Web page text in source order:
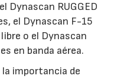
Dynascan RUGGED
el Dynascan F-15
o el Dynascan
en banda aérea.
importancia de